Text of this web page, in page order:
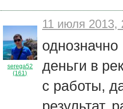
serega52
(161)
11 июля 2013,
однозначно
деньги в
с работы,